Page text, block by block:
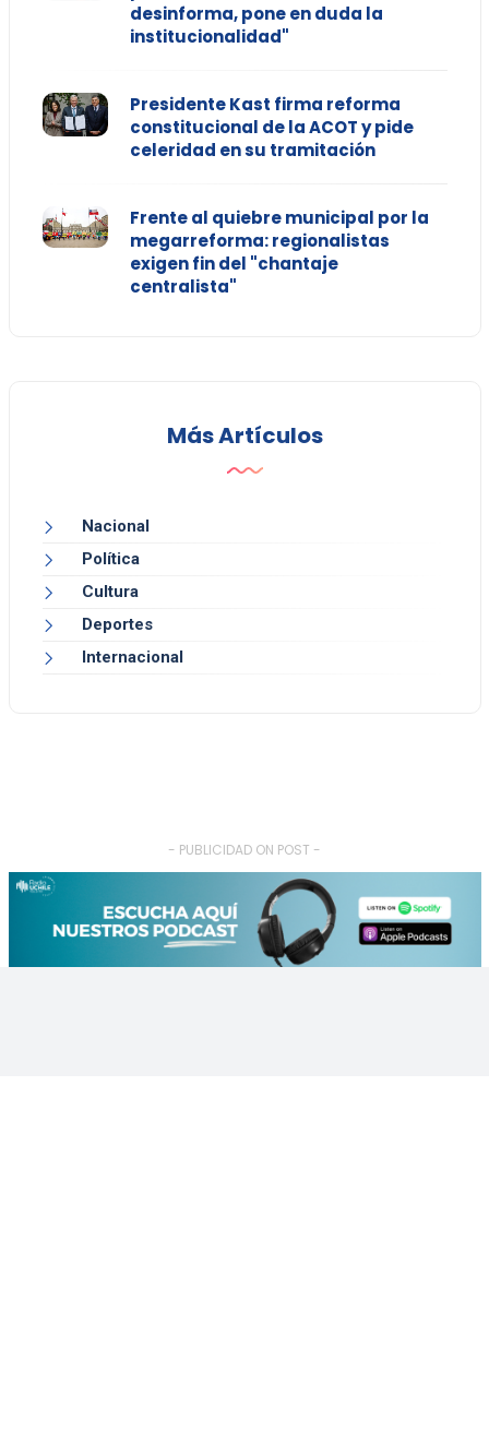
desinforma, pone en duda la
institucionalidad"
Presidente Kast firma reforma
constitucional de la ACOT y pide
celeridad en su tramitación
Frente al quiebre municipal por la
megarreforma: regionalistas
exigen fin del "chantaje
centralista"
Más Artículos
Nacional
Política
Cultura
Deportes
Internacional
- PUBLICIDAD ON POST -